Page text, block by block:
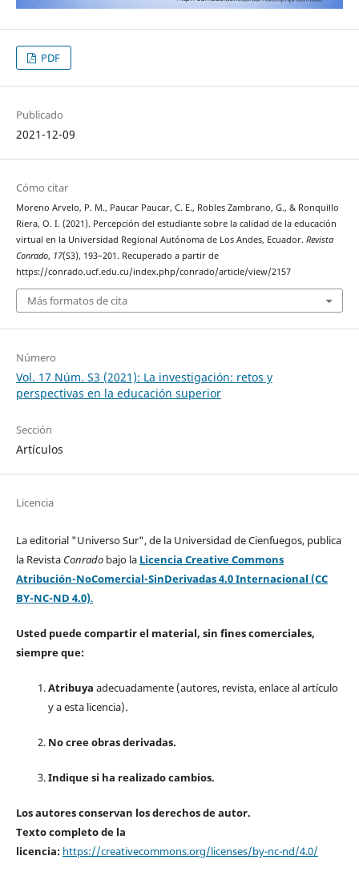
PDF
Publicado
2021-12-09
Cómo citar
Moreno Arvelo, P. M., Paucar Paucar, C. E., Robles Zambrano, G., & Ronquillo
Riera, O. I. (2021). Percepción del estudiante sobre la calidad de la educación
virtual en la Universidad Regional Autónoma de Los Andes, Ecuador. Revista
Conrado, 17(S3), 193–201. Recuperado a partir de
https://conrado.ucf.edu.cu/index.php/conrado/article/view/2157
Más formatos de cita
Número
Vol. 17 Núm. S3 (2021): La investigación: retos y
perspectivas en la educación superior
Sección
Artículos
Licencia
La editorial "Universo Sur", de la Universidad de Cienfuegos, publica
la Revista Conradobajo la Licencia Creative Commons
Atribución-NoComercial-SinDerivadas 4.0 Internacional (CC
BY-NC-ND 4.0).
Usted puede compartir el material, sin fines comerciales,
siempre que:
Atribuya adecuadamente (autores, revista, enlace al artículo
y a esta licencia).
No cree obras derivadas.
Indique si ha realizado cambios.
Los autores conservan los derechos de autor.
Texto completo de la
licencia: https://creativecommons.org/licenses/by-nc-nd/4.0/